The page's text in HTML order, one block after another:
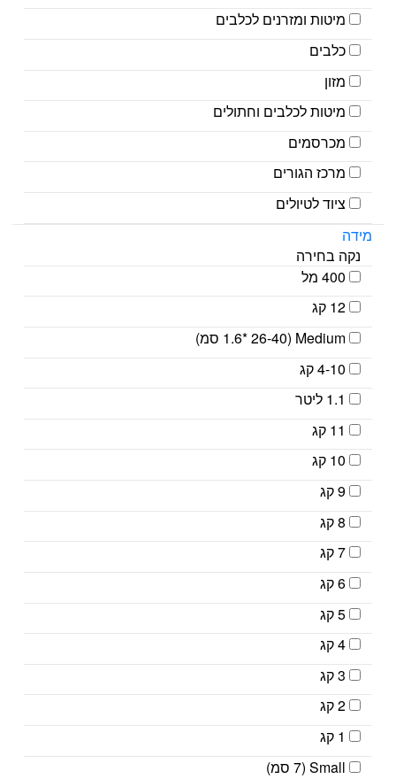
מיטות ומזרנים לכלבים
כלבים
מזון
מיטות לכלבים וחתולים
מכרסמים
מרכז הגורים
ציוד לטיולים
מידה
נקה בחירה
400 מל
12 קג
Medium (1.6* 26-40 סמ)
4-10 קג
1.1 ליטר
11 קג
10 קג
9 קג
8 קג
7 קג
6 קג
5 קג
4 קג
3 קג
2 קג
1 קג
Small (7 סמ)